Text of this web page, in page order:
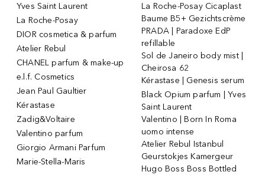
Yves Saint Laurent
La Roche-Posay
DIOR cosmetica & parfum
Atelier Rebul
CHANEL parfum & make-up
e.l.f. Cosmetics
Jean Paul Gaultier
Kérastase
Zadig&Voltaire
Valentino parfum
Giorgio Armani Parfum
Marie-Stella-Maris
La Roche-Posay Cicaplast
Baume B5+ Gezichtscrème
PRADA | Paradoxe EdP
refillable
Sol de Janeiro body mist |
Cheirosa 62
Kérastase | Genesis serum
Black Opium parfum | Yves
Saint Laurent
Valentino | Born In Roma
uomo intense
Atelier Rebul Istanbul
Geurstokjes Kamergeur
Hugo Boss Boss Bottled